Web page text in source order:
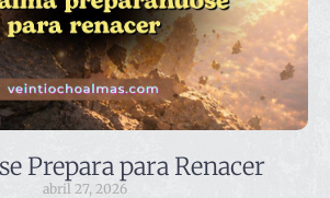
Prepara para Renacer
abril 27, 2026